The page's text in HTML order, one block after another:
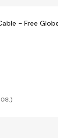
- Free